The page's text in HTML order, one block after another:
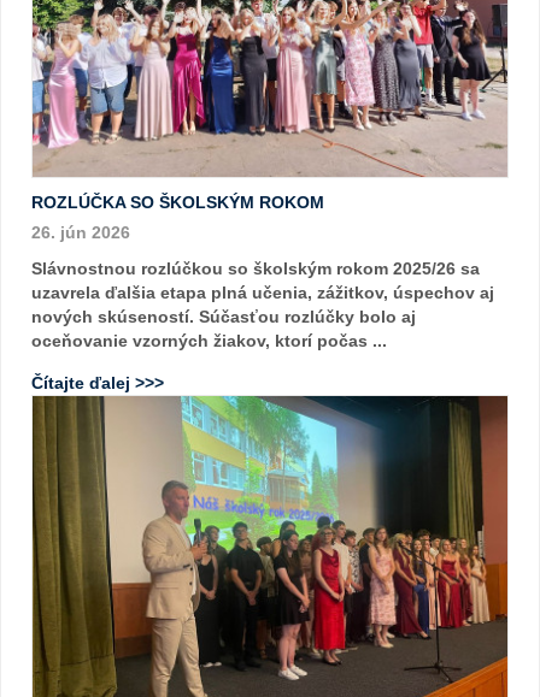
ROZLÚČKA SO ŠKOLSKÝM ROKOM
26. jún 2026
Slávnostnou rozlúčkou so školským rokom 2025/26 sa
uzavrela ďalšia etapa plná učenia, zážitkov, úspechov aj
nových skúseností. Súčasťou rozlúčky bolo aj
oceňovanie vzorných žiakov, ktorí počas ...
Čítajte ďalej >>>